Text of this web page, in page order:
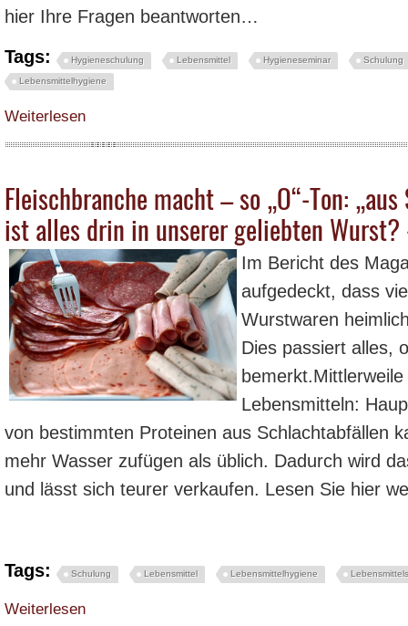
hier Ihre Fragen beantworten…
Tags:
Hygieneschulung Lebensmittel Hygieneseminar Schulung
Lebensmittelhygiene
Weiterlesen
Fleischbranche macht – so „O“-Ton:
ist alles drin in unserer geliebten Wurst?
Im Bericht des
aufgedeckt, dass
Wurstwaren
Dies passiert alles,
Lebensmitteln:
von bestimmten Proteinen aus Schlachtabfällen
mehr Wasser zufügen als üblich. Dadurch wird
und lässt sich teurer verkaufen. Lesen Sie hier
Tags: Schulung Lebensmittel Lebensmittelhygiene
Weiterlesen